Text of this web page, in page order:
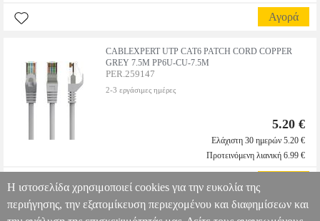
Αγορά
CABLEXPERT UTP CAT6 PATCH CORD COPPER
GREY 7.5M PP6U-CU-7.5M
PER.259147
2-3 εργάσιμες ημέρες
5.20 €
Ελάχιστη 30 ημερών 5.20 €
Προτεινόμενη λιανική 6.99 €
Η ιστοσελίδα χρησιμοποιεί cookies για την ευκολία της
περιήγησης, την εξατομίκευση περιεχομένου και διαφημίσεων και